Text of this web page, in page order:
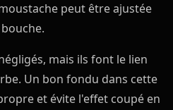
peut être ajustée
mais ils font le lien
Un bon fondu dans cette
et évite l'effet coupé en